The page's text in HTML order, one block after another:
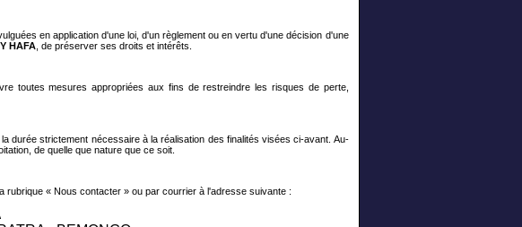
en application d'une loi, d'un règlement ou en vertu d'une décision d'une
HAFA, de préserver ses droits et intérêts.
toutes mesures appropriées aux fins de restreindre les risques de perte,
durée strictement nécessaire à la réalisation des finalités visées ci-avant. Au-
de quelle que nature que ce soit.
« Nous contacter » ou par courrier à l'adresse suivante :